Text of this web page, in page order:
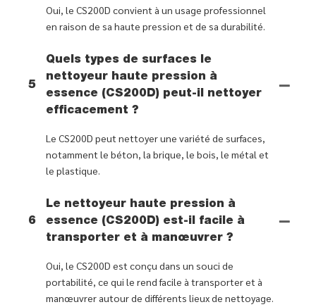
Oui, le CS200D convient à un usage professionnel
en raison de sa haute pression et de sa durabilité.
5
Quels types de surfaces le
nettoyeur haute pression à
essence (CS200D) peut-il nettoyer
efficacement ?
Le CS200D peut nettoyer une variété de surfaces,
notamment le béton, la brique, le bois, le métal et
le plastique.
6
Le nettoyeur haute pression à
essence (CS200D) est-il facile à
transporter et à manœuvrer ?
Oui, le CS200D est conçu dans un souci de
portabilité, ce qui le rend facile à transporter et à
manœuvrer autour de différents lieux de nettoyage.